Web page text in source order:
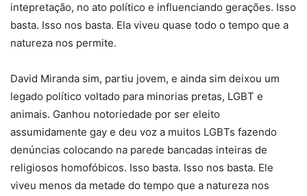
intepretação, no ato político e influenciando gerações. Isso
basta. Isso nos basta. Ela viveu quase todo o tempo que a
natureza nos permite.
David Miranda sim, partiu jovem, e ainda sim deixou um
legado político voltado para minorias pretas, LGBT e
animais. Ganhou notoriedade por ser eleito
assumidamente gay e deu voz a muitos LGBTs fazendo
denúncias colocando na parede bancadas inteiras de
religiosos homofóbicos. Isso basta. Isso nos basta. Ele
viveu menos da metade do tempo que a natureza nos